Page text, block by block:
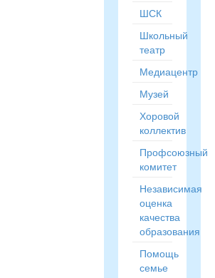
ШСК
Школьный
театр
Медиацентр
Музей
Хоровой
коллектив
Профсоюзный
комитет
Независимая
оценка
качества
образования
Помощь
семье